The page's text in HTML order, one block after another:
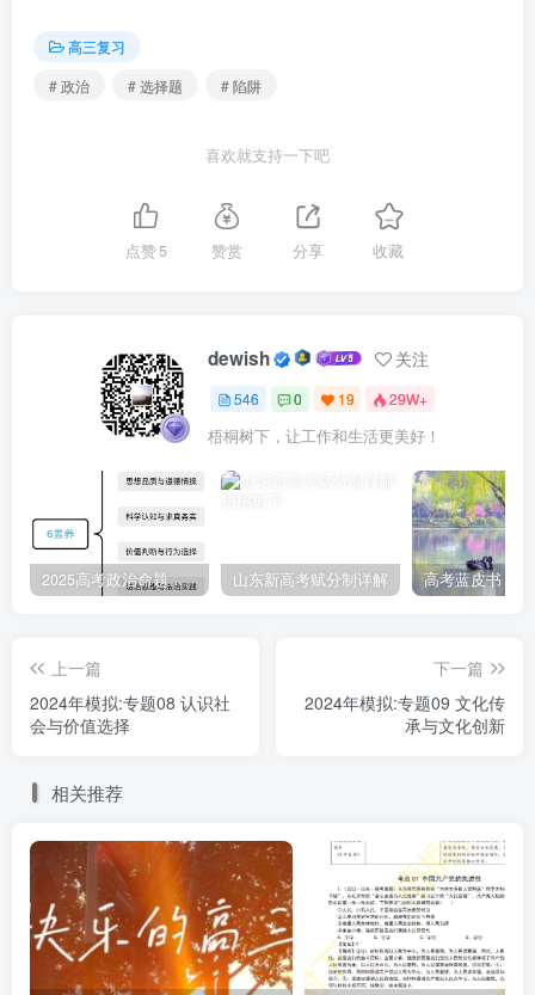
④党中央作出深化机构改革的决策体现了党的领导核心地位
注：先不分析知识点的讲解，仅从材料判断，选项3改变了材
料的原意，偷换概念。
六、时态不对
这一思想转化为坚定理想、锤炼党性和指导实践、推动工作
的强大力量，开展这一主题教育活动，有利于全党（ ）
①提升马克思主义理论水平
③提高执政能力和领导水平
④以中国式现代化推进中华民族伟大复兴
A．①②③ B．①②④C．①③④D．②③④
注：选项2将“已完成”的事情表述为“刚完成”，有的题还会表
近年，新疆伽师县饮水安全问题被列入国家重点民生工程。
2020年5月，在党和政府的领导下，当地干部群众克服气候
实现城乡饮水安全工程全面通水，40多万各族群众喝上甘甜
（ ）
①彰显了立党为公执政为民的执政理念
②开辟了民族地区生态环境保护的新途径
③更好地满足了人民群众的美好生活需要
高三复习
# 政治
# 选择题 # 陷阱
喜欢就支持一下吧
点赞5 赞赏 分享 收藏
dewish 关注
546 0 19 29W+
梧桐树下，让工作和生活更美好！
2025高考政治命题纲要解读 山东新高考赋分制详解
上一篇
2024年模拟:专题08 认识社
会与价值选择
下一篇
2024年模拟:专题09 文化传
承与文化创新
相关推荐